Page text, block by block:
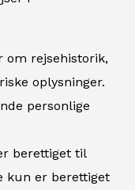
om rejsehistorik,
oplysninger.
personlige
berettiget til
kun er berettiget